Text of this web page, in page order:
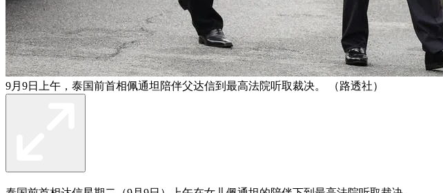
9月9日上午，泰国前首相佩通坦陪伴父达信到最高法院听取裁决。 （路透社）